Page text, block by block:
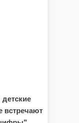
встречают